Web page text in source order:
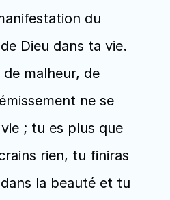
du
Dieu dans ta vie.
malheur, de
ne se
; tu es plus que
rien, tu finiras
la beauté et tu